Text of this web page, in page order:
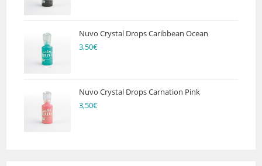
Nuvo Crystal Drops Caribbean Ocean
3,50€
Nuvo Crystal Drops Carnation Pink
3,50€